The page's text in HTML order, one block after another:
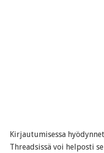
Kirjautumisessa
Threadsissä voi helposti